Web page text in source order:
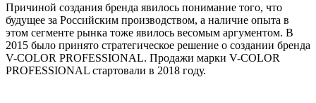
Причиной создания бренда явилось понимание того, что
будущее за Российским производством, а наличие опыта в
этом сегменте рынка тоже явилось весомым аргументом. В
2015 было принято стратегическое решение о создании бренда
V-COLOR PROFESSIONAL. Продажи марки V-COLOR
PROFESSIONAL стартовали в 2018 году.